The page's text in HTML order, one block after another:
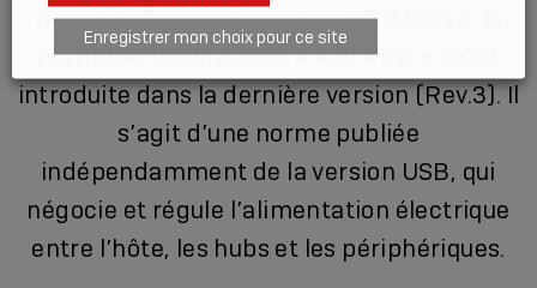
Dans le sillage de la version USB Gen 2, la
norme « Power Delivery » ou « PD », a été
introduite dans la dernière version (Rev.3). Il
s’agit d’une norme publiée
indépendamment de la version USB, qui
négocie et régule l’alimentation électrique
entre l’hôte, les hubs et les périphériques.
Enregistrer mon choix pour ce site